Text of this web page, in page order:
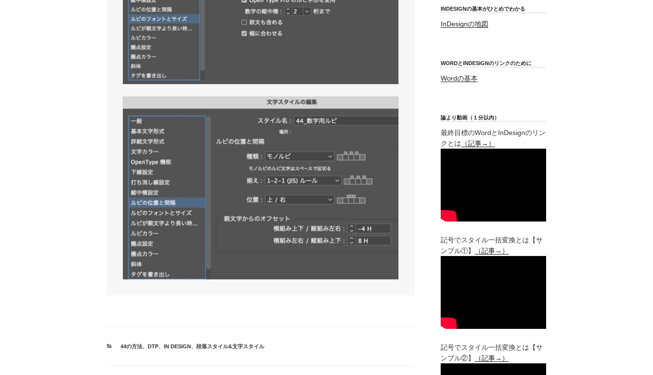
カ
44の方法、 DTP、 IN DESIGN、 段落スタイル&文字スタイル
INDESIGNの基本がひとめでわかる
InDesignの地図
WORDとINDESIGNのリンクのために
Wordの基本
論より動画（１分以内）
最終目標のWordとInDesignのリン
クとは （記事→）
記号でスタイル一括変換とは【サ
ンプル①】
（記事→）
記号でスタイル一括変換とは【サ
ンプル②】
（記事→）